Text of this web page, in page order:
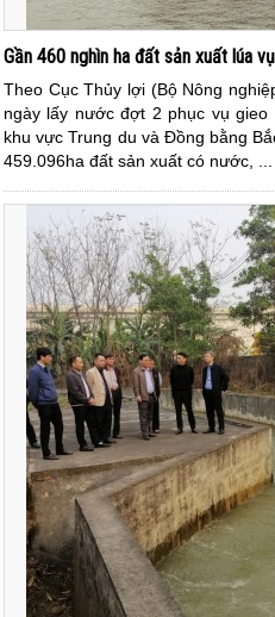
Gần 460 nghìn ha đất sản xuất lúa
Theo Cục Thủy lợi (Bộ Nông
ngày lấy nước đợt 2 phục vụ
khu vực Trung du và Đồng bằng
459.096ha đất sản xuất có nước, ...